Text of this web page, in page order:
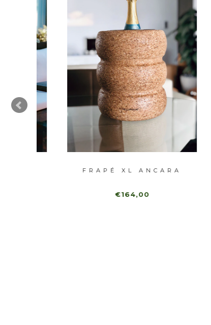
FRAPÉ XL ANCARA
€164,00